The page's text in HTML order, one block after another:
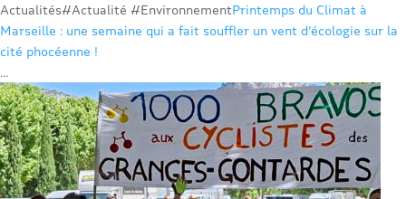
Actualités#Actualité #EnvironnementPrintemps du Climat à
Marseille : une semaine qui a fait souffler un vent d’écologie sur la
cité phocéenne !
...